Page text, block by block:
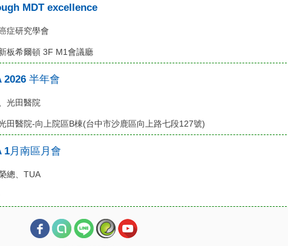
MDT excellence
症研究學會
板希爾頓 3F M1會議廳
2026 半年會
光田醫院
田醫院-向上院區B棟(台中市沙鹿區向上路七段127號)
1月南區月會
總、TUA